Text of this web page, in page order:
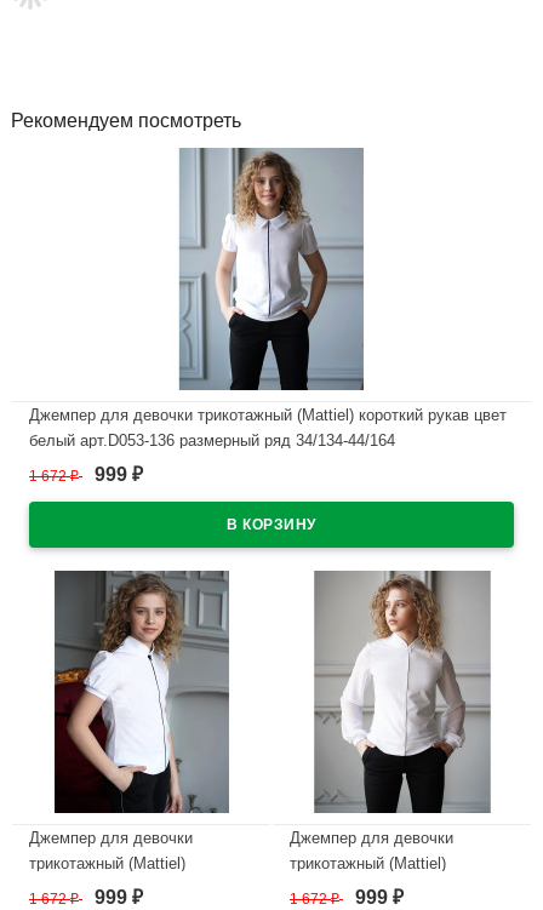
Рекомендуем посмотреть
Джемпер для девочки трикотажный (Mattiel) короткий рукав цвет
белый арт.D053-136 размерный ряд 34/134-44/164
В наличии
1 672₽ 999 ₽
Джемпер для девочки
трикотажный (Mattiel)
короткий рукав цвет белый
1 672₽ 999 ₽
Джемпер для девочки
трикотажный (Mattiel)
длинный рукав цвет белый
1 672₽ 999 ₽